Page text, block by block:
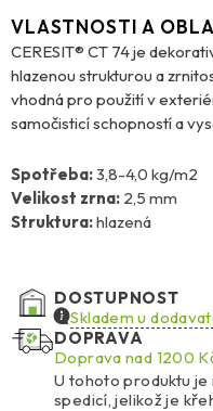
VLASTNOSTI A
CERESIT® CT 74 je
hlazenou strukturou a
vhodná pro použití v
samočisticí schopností a
Omítka je vysoce
velmi elastická, což jí
mechanickému poškození a
si uchovává atraktivní
podklady či sádrokartonové
povrchová úprava v
Ceretherm (ETICS) s
Spotřeba:3,8-4,0 kg/m2
Velikost zrna: 2,5 mm
Struktura:hlazená
DOSTUPNOST
Skladem u
DOPRAVA
Doprava nad 1200
U tohoto produktu je
spedicí, jelikož je